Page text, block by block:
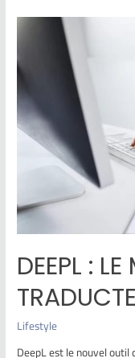
DEEPL : LE
Lifestyle
DeepL est le nouvel